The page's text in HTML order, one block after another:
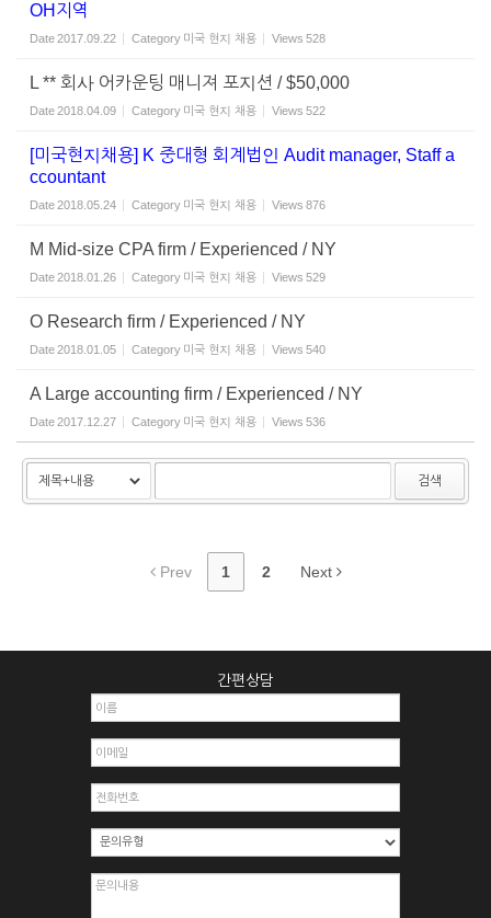
OH지역
Date2017.09.22 Category 미국 현지 채용 Views 528
L ** 회사 어카운팅 매니져 포지션 / $50,000
Date2018.04.09 Category 미국 현지 채용 Views 522
[미국현지채용] K 중대형 회계법인 Audit manager, Staff a
ccountant
Date2018.05.24 Category 미국 현지 채용 Views 876
M Mid-size CPA firm / Experienced / NY
Date2018.01.26 Category 미국 현지 채용 Views 529
O Research firm / Experienced / NY
Date2018.01.05 Category 미국 현지 채용 Views 540
A Large accounting firm / Experienced / NY
Date2017.12.27 Category 미국 현지 채용 Views 536
검색
Prev 1 2 Next
간편상담